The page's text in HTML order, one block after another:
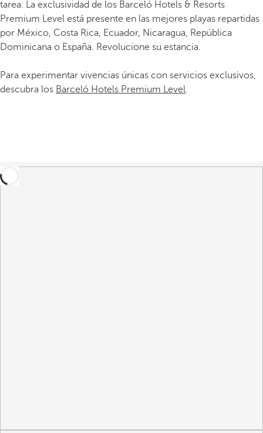
tarea. La exclusividad de los Barceló Hotels & Resorts
Premium Level está presente en las mejores playas repartidas
por México, Costa Rica, Ecuador, Nicaragua, República
Dominicana o España. Revolucione su estancia.
Para experimentar vivencias únicas con servicios exclusivos,
descubra los Barceló Hotels Premium Level.